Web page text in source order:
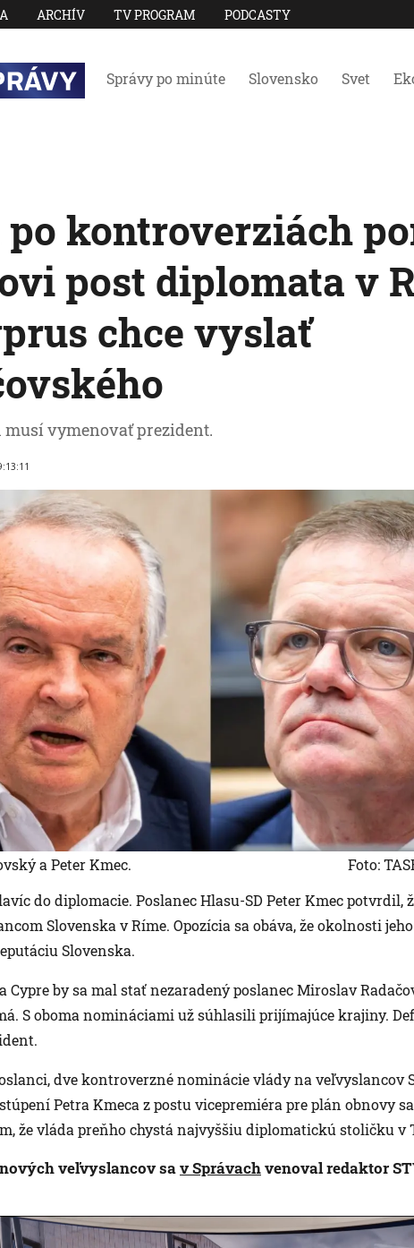
ARCHÍV TV PROGRAM PODCASTY
Správy po minúte Slovensko Svet
kontroverziách
post diplomata v
chce vyslať
vymenovať prezident.
a Peter Kmec.
Foto:
do diplomacie. Poslanec Hlasu-SD Peter Kmec potvrdil,
Slovenska v Ríme. Opozícia sa obáva, že okolnosti
Slovenska.
Cypre by sa mal stať nezaradený poslanec Miroslav
S oboma nomináciami už súhlasili prijímajúce krajiny.
dve kontroverzné nominácie vlády na veľvyslancov
Petra Kmeca z postu vicepremiéra pre plán obnovy
že vláda preňho chystá najvyššiu diplomatickú stoličku v
veľvyslancov sav Správachvenoval redaktor